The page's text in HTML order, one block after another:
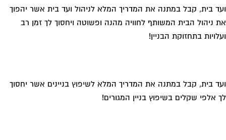
בית, קבל במתנה את המדריך המלא לניהול ועד בית אשר יהפוך
ניהול הבית המשותף לחוויה מהנה ופשוטה ויחסוך לך זמן רב
בתחזוקת הבניין!
בית, קבל במתנה את המדריך המלא לשיפוץ בניינים אשר יחסוך
אלפי שקלים בשיפוץ בניין המגורים!